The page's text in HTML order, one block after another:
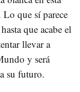
Lo que sí parece
que acabe el
llevar a
y será
su futuro.